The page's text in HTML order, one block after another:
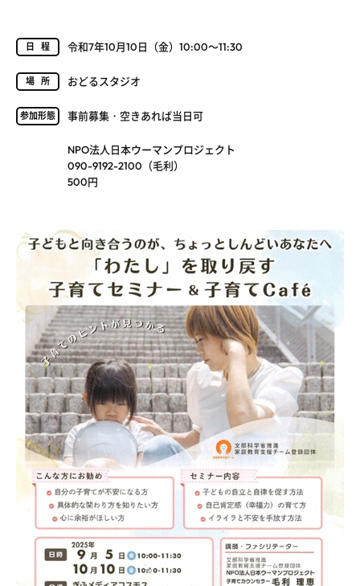
日程 令和7年10月10日（金）10:00～11:30
場所 おどるスタジオ
参加形態 事前募集・空きあれば当日可
NPO法人日本ウーマンプロジェクト
090-9192-2100（毛利）
500円